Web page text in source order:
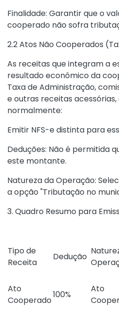
Finalidade: Garantir que o
cooperado não sofra
2.2 Atos Não Cooperados
As receitas que integram a
resultado econômico da
Taxa de Administração,
e outras receitas
normalmente:
Emitir NFS-e distinta para
Deduções: Não é permitida
este montante.
Natureza da Operação:
a opção "Tributação no
3. Quadro Resumo para
Tipo de
Receita
Dedução
Ato
Cooperado
100%
Ato